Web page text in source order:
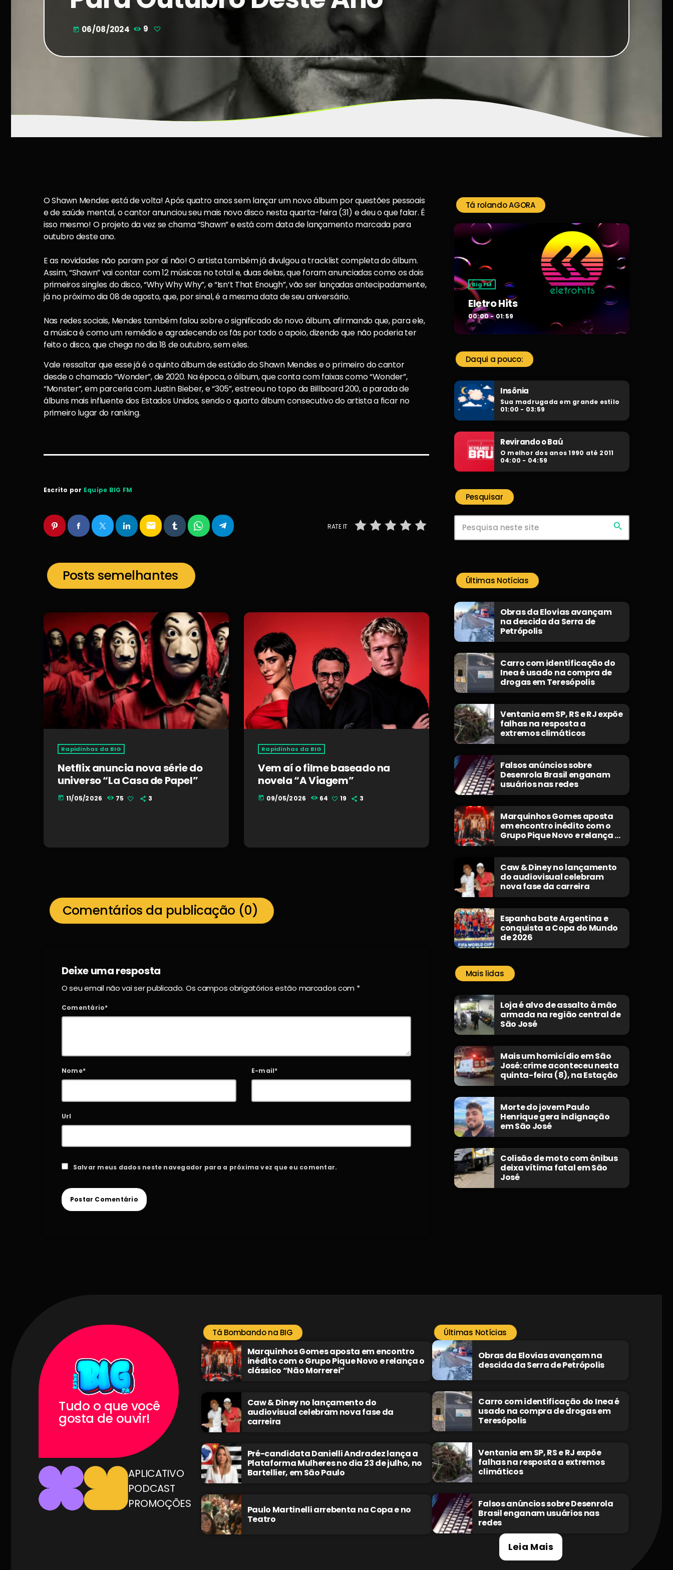
today 06/08/2024 9
O Shawn Mendes está de volta! Após quatro anos sem lançar um novo álbum por questões pessoais
e de saúde mental, o cantor anunciou seu mais novo disco nesta quarta-feira (31) e deu o que falar. É
isso mesmo! O projeto da vez se chama “Shawn” e está com data de lançamento marcada para
outubro deste ano.
E as novidades não param por aí não! O artista também já divulgou a tracklist completa do álbum.
Assim, “Shawn” vai contar com 12 músicas no total e, duas delas, que foram anunciadas como os dois
primeiros singles do disco, “Why Why Why”, e “Isn’t That Enough”, vão ser lançadas antecipadamente,
já no próximo dia 08 de agosto, que, por sinal, é a mesma data de seu aniversário.
Nas redes sociais, Mendes também falou sobre o significado do novo álbum, afirmando que, para ele,
a música é como um remédio e agradecendo os fãs por todo o apoio, dizendo que não poderia ter
feito o disco, que chega no dia 18 de outubro, sem eles.
Vale ressaltar que esse já é o quinto álbum de estúdio do Shawn Mendes e o primeiro do cantor
desde o chamado “Wonder”, de 2020. Na época, o álbum, que conta com faixas como “Wonder”,
“Monster”, em parceria com Justin Bieber, e “305”, estreou no topo da Billboard 200, a parada de
álbuns mais influente dos Estados Unidos, sendo o quarto álbum consecutivo do artista a ficar no
primeiro lugar do ranking.
Escrito por Equipe BIG FM
email RATE IT
Posts semelhantes
Rapidinhas da BIG
Netflix anuncia nova série do
universo “La Casa de Papel”
today 11/05/2026 75 3
Rapidinhas da BIG
Vem aí o filme baseado na
novela “A Viagem”
today 09/05/2026 64 19 3
Comentários da publicação (0)
Deixe uma resposta
O seu email não vai ser publicado. Os campos obrigatórios estão marcados com *
Comentário*
Nome* E-mail*
Url
Salvar meus dados neste navegador para a próxima vez que eu comentar.
Tá rolando AGORA
Big FM
Eletro Hits
00:00 - 01:59
Daqui a pouco:
Insônia
Sua madrugada em grande estilo
01:00 - 03:59
Revirando o Baú
O melhor dos anos 1990 até 2011
04:00 - 04:59
Pesquisar
search
Últimas Notícias
Obras da Elovias avançam
na descida da Serra de
Petrópolis
Carro com identificação do
Inea é usado na compra de
drogas em Teresópolis
Ventania em SP, RS e RJ expõe
falhas na resposta a
extremos climáticos
Falsos anúncios sobre
Desenrola Brasil enganam
usuários nas redes
Marquinhos Gomes aposta
em encontro inédito com o
Grupo Pique Novo e relança o
clássico “Não Morrerei”
Caw & Diney no lançamento
do audiovisual celebram
nova fase da carreira
Espanha bate Argentina e
conquista a Copa do Mundo
de 2026
Mais lidas
Loja é alvo de assalto à mão
armada na região central de
São José
Mais um homicídio em São
José: crime aconteceu nesta
quinta-feira (8), na Estação
Morte do jovem Paulo
Henrique gera indignação
em São José
Colisão de moto com ônibus
deixa vítima fatal em São
José
Tudo o que você
gosta de ouvir!
APLICATIVO
PODCAST
PROMOÇÕES
Tá Bombando na BIG
Marquinhos Gomes aposta em encontro
inédito com o Grupo Pique Novo e relança o
clássico “Não Morrerei”
Caw & Diney no lançamento do
audiovisual celebram nova fase da
carreira
Pré-candidata Danielli Andradez lança a
Plataforma Mulheres no dia 23 de julho, no
Bartellier, em São Paulo
Paulo Martinelli arrebenta na Copa e no
Teatro
Últimas Notícias
Obras da Elovias avançam na
descida da Serra de Petrópolis
Carro com identificação do Inea é
usado na compra de drogas em
Teresópolis
Ventania em SP, RS e RJ expõe
falhas na resposta a extremos
climáticos
Falsos anúncios sobre Desenrola
Brasil enganam usuários nas
redes
Leia Mais